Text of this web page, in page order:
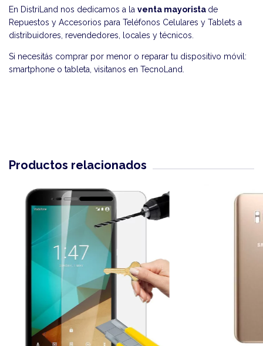
En DistriLand nos dedicamos a la venta mayorista de
Repuestos y Accesorios para Teléfonos Celulares y Tablets a
distribuidores, revendedores, locales y técnicos.
Si necesitás comprar por menor o reparar tu dispositivo móvil:
smartphone o tableta, visitanos en TecnoLand
Productos relacionados